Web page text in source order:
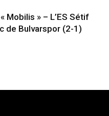
Mobilis » – L’ES Sétif
de Bulvarspor (2-1)